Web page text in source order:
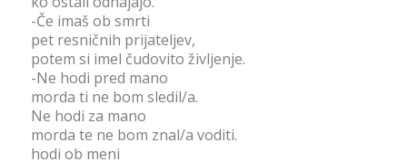
-Če imaš ob smrti
pet resničnih prijateljev,
potem si imel čudovito življenje.
-Ne hodi pred mano
morda ti ne bom sledil/a.
Ne hodi za mano
morda te ne bom znal/a voditi.
hodi ob meni